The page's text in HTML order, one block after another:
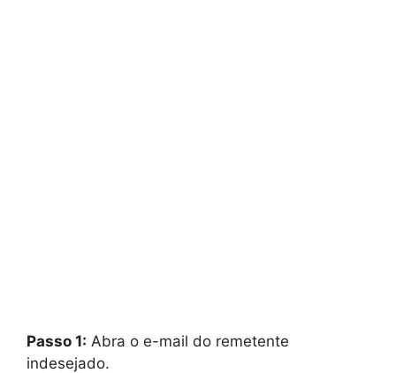
Passo 1: Abra o e-mail do remetente
indesejado.